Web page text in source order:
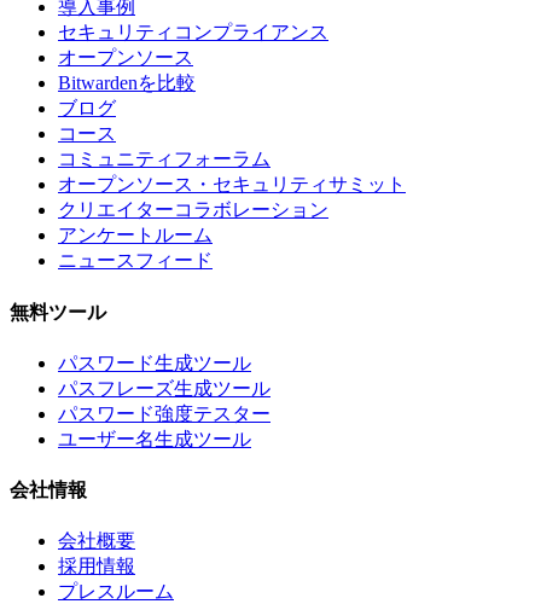
導入事例
セキュリティコンプライアンス
オープンソース
Bitwardenを比較
ブログ
コース
コミュニティフォーラム
オープンソース・セキュリティサミット
クリエイターコラボレーション
アンケートルーム
ニュースフィード
無料ツール
パスワード生成ツール
パスフレーズ生成ツール
パスワード強度テスター
ユーザー名生成ツール
会社情報
会社概要
採用情報
プレスルーム